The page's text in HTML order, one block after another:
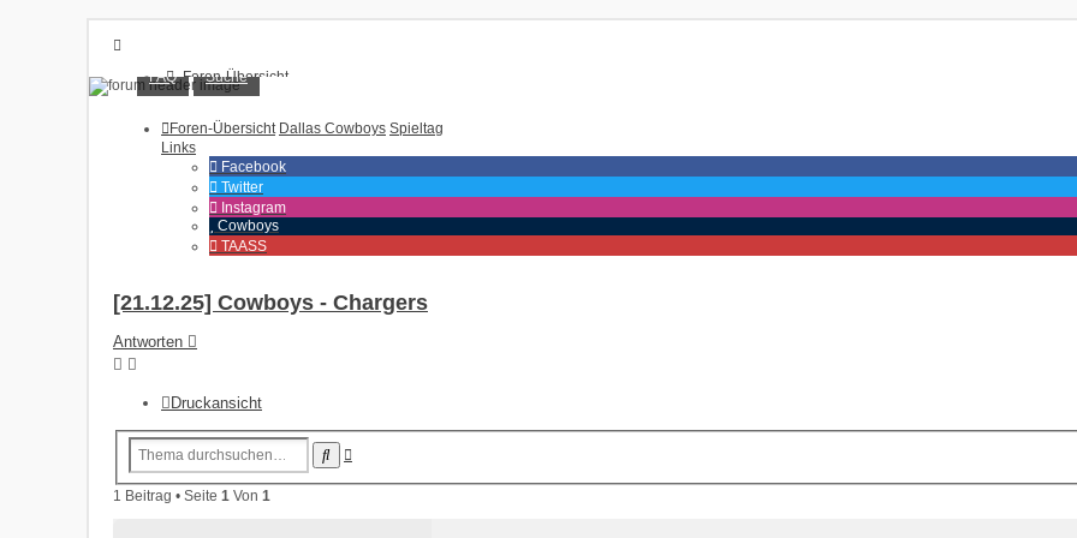
Foren-Übersicht
FAQ
Unbeantwortete Themen
Aktive Themen
Anmelden
Registrieren
FAQ Suche
Foren-Übersicht Dallas Cowboys Spieltag
Links
Facebook
Twitter
Instagram
Cowboys
TAASS
[21.12.25] Cowboys - Chargers
Antworten
Druckansicht
Suche
1 Beitrag • Seite 1 Von 1